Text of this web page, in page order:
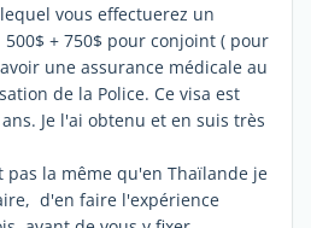
vous effectuerez un
+ 750$ pour conjoint ( pour
une assurance médicale au
de la Police. Ce visa est
Je l'ai obtenu et en suis très
pas la même qu'en Thaïlande je
d'en faire l'expérience